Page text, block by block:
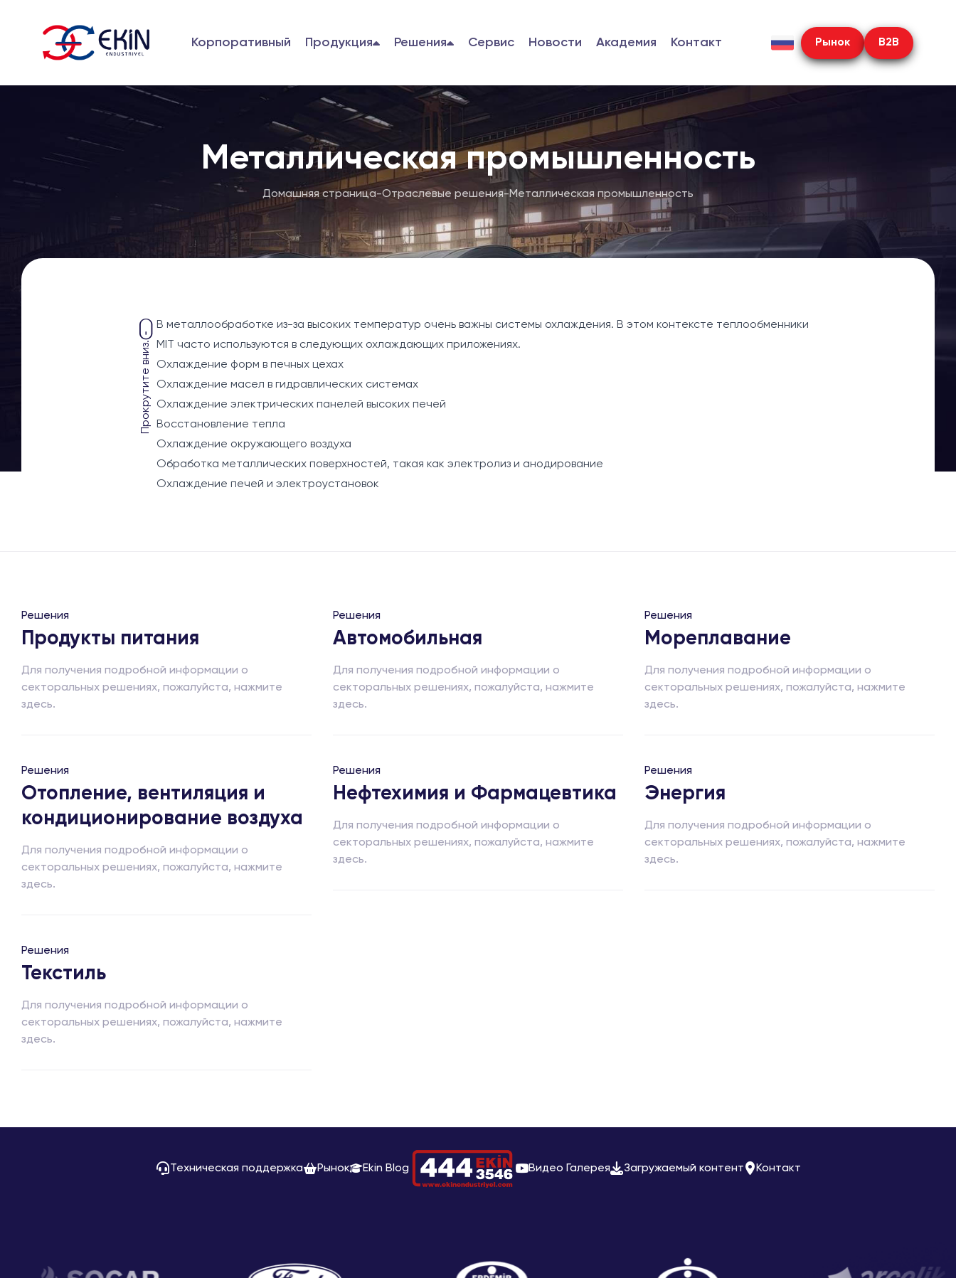
Корпоративный Продукция Решения Сервис Новости Академия Контакт Рынок B2B
Металлическая промышленность
Домашняя страница-Отраслевые решения-Металлическая промышленность
Прокрутите вниз.
В металлообработке из-за высоких температур очень важны системы охлаждения. В этом контексте теплообменники
MIT часто используются в следующих охлаждающих приложениях.
Охлаждение форм в печных цехах
Охлаждение масел в гидравлических системах
Охлаждение электрических панелей высоких печей
Восстановление тепла
Охлаждение окружающего воздуха
Обработка металлических поверхностей, такая как электролиз и анодирование
Охлаждение печей и электроустановок
Решения
Продукты питания
Для получения подробной информации о
секторальных решениях, пожалуйста, нажмите
здесь.
Решения
Автомобильная
Для получения подробной информации о
секторальных решениях, пожалуйста, нажмите
здесь.
Решения
Мореплавание
Для получения подробной информации о
секторальных решениях, пожалуйста, нажмите
здесь.
Решения
Отопление, вентиляция и
кондиционирование воздуха
Для получения подробной информации о
секторальных решениях, пожалуйста, нажмите
здесь.
Решения
Нефтехимия и Фармацевтика
Для получения подробной информации о
секторальных решениях, пожалуйста, нажмите
здесь.
Решения
Энергия
Для получения подробной информации о
секторальных решениях, пожалуйста, нажмите
здесь.
Решения
Текстиль
Для получения подробной информации о
секторальных решениях, пожалуйста, нажмите
здесь.
Техническая поддержка Рынок Ekin Blog Видео Галерея Загружаемый контент Контакт